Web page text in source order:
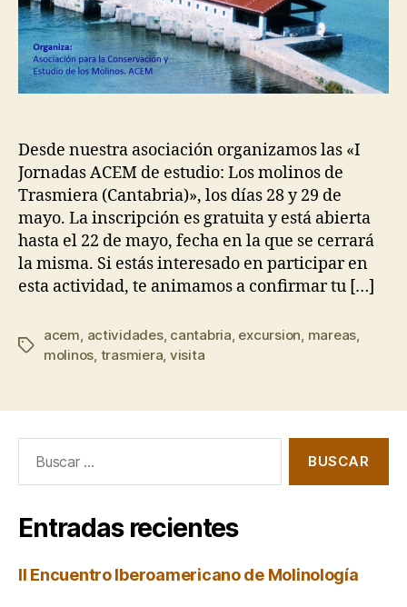
Cantabria
Desde nuestra asociación organizamos las «I
Jornadas ACEM de estudio: Los molinos de
Trasmiera (Cantabria)», los días 28 y 29 de
mayo. La inscripción es gratuita y está abierta
hasta el 22 de mayo, fecha en la que se cerrará
la misma. Si estás interesado en participar en
esta actividad, te animamos a confirmar tu […]
Etiquetas
acem, actividades, cantabria, excursion, mareas,
molinos, trasmiera, visita
Entradas recientes
II Encuentro Iberoamericano de Molinología